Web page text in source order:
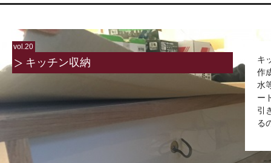
vol.20
キッチン収納
キ
作
水
ー
引
る